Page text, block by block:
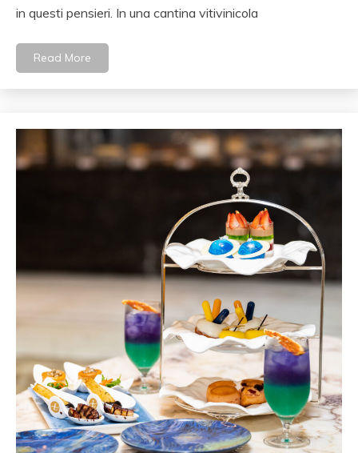
in questi pensieri. In una cantina vitivinicola
Read More